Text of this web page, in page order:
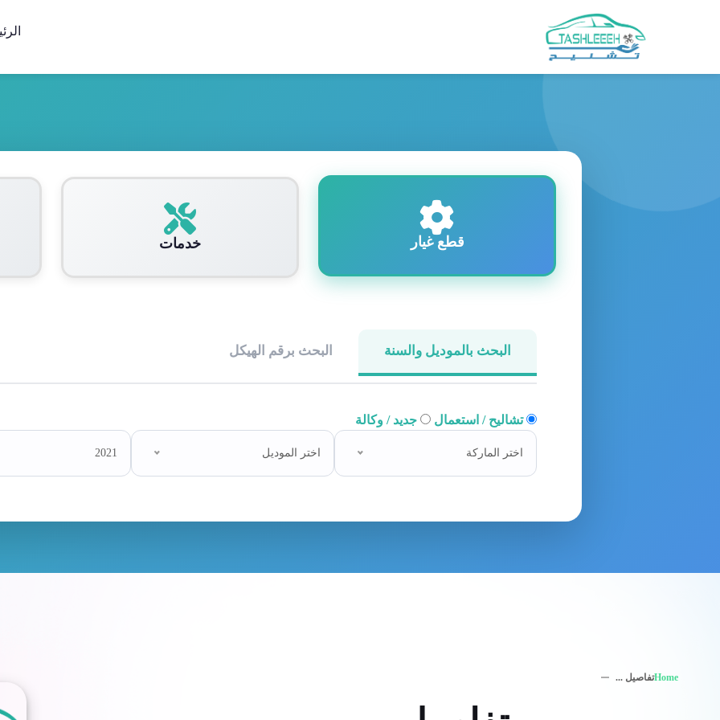
قطع غيار خدمات
البحث بالموديل والسنة البحث برقم الهيكل
تشاليح / استعمال جديد / وكالة
اختر الماركة اختر الموديل 2021
Homeتفاصيل ...